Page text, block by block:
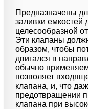
Предназначены
заливки емкостей
целесообразной
Эти клапаны
образом, чтобы
двигался в
обычно
позволяет
клапана, и, что
предотвращении
клапана при